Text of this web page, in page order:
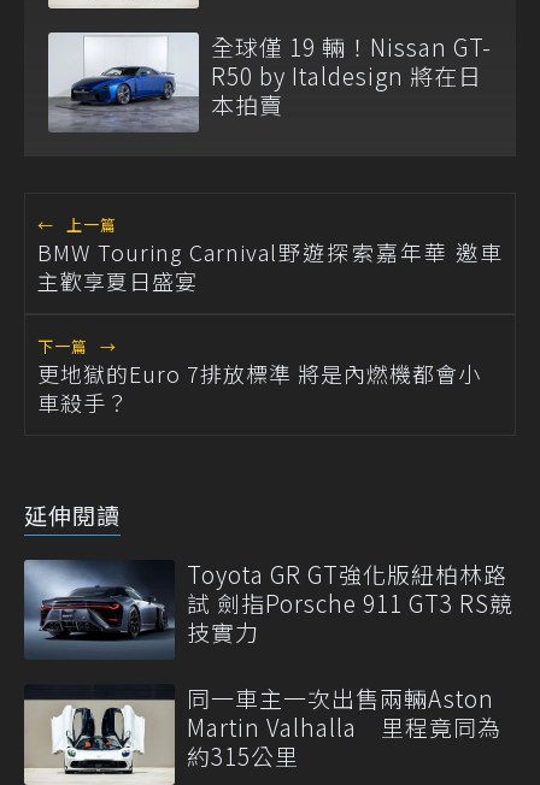
全球僅 19 輛！Nissan GT-
R50 by Italdesign 將在日
本拍賣
← 上一篇
BMW Touring Carnival野遊探索嘉年華 邀車
主歡享夏日盛宴
下一篇 →
更地獄的Euro 7排放標準 將是內燃機都會小
車殺手？
延伸閱讀
Toyota GR GT強化版紐柏林路
試 劍指Porsche 911 GT3 RS競
技實力
同一車主一次出售兩輛Aston
Martin Valhalla 里程竟同為
約315公里